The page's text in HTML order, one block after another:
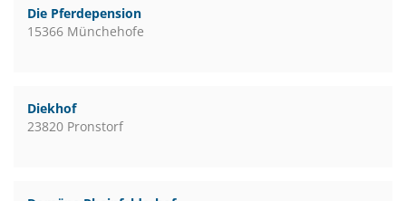
Die Pferdepension
15366 Münchehofe
Diekhof
23820 Pronstorf